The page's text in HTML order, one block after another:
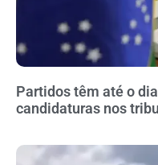
Partidos têm até o
candidaturas nos